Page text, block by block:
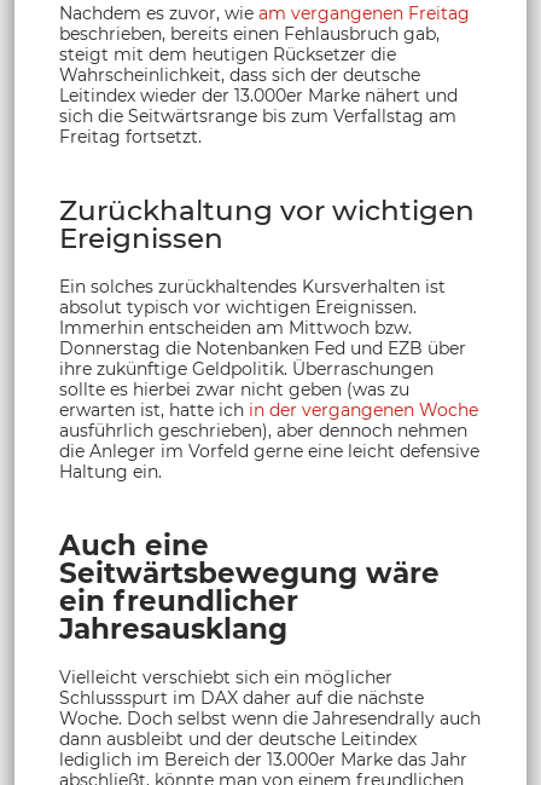
Nachdem es zuvor, wie am vergangenen Freitag
beschrieben, bereits einen Fehlausbruch gab,
steigt mit dem heutigen Rücksetzer die
Wahrscheinlichkeit, dass sich der deutsche
Leitindex wieder der 13.000er Marke nähert und
sich die Seitwärtsrange bis zum Verfallstag am
Freitag fortsetzt.
Zurückhaltung vor wichtigen
Ereignissen
Ein solches zurückhaltendes Kursverhalten ist
absolut typisch vor wichtigen Ereignissen.
Immerhin entscheiden am Mittwoch bzw.
Donnerstag die Notenbanken Fed und EZB über
ihre zukünftige Geldpolitik. Überraschungen
sollte es hierbei zwar nicht geben (was zu
erwarten ist, hatte ich in der vergangenen Woche
ausführlich geschrieben), aber dennoch nehmen
die Anleger im Vorfeld gerne eine leicht defensive
Haltung ein.
Auch eine
Seitwärtsbewegung wäre
ein freundlicher
Jahresausklang
Vielleicht verschiebt sich ein möglicher
Schlussspurt im DAX daher auf die nächste
Woche. Doch selbst wenn die Jahresendrally auch
dann ausbleibt und der deutsche Leitindex
lediglich im Bereich der 13.000er Marke das Jahr
abschließt, könnte man von einem freundlichen